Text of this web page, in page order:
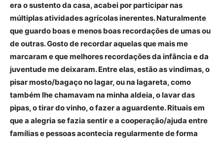
era o sustento da casa, acabei por participar nas
múltiplas atividades agrícolas inerentes. Naturalmente
que guardo boas e menos boas recordações de umas ou
de outras. Gosto de recordar aquelas que mais me
marcaram e que melhores recordações da infância e da
juventude me deixaram. Entre elas, estão as vindimas, o
pisar mosto/bagaço no lagar, ou na lagareta, como
também lhe chamavam na minha aldeia, o lavar das
pipas, o tirar do vinho, o fazer a aguardente. Rituais em
que a alegria se fazia sentir e a cooperação/ajuda entre
famílias e pessoas acontecia regularmente de forma